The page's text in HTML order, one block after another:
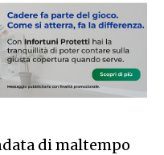
di maltempo